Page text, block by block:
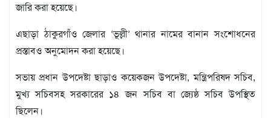
জারি করা হয়েছে।
এছাড়া ঠাকুরগাঁও জেলার ‘ভূল্লী’ থানার নামের বানান সংশোধনের
প্রস্তাবও অনুমোদন করা হয়েছে।
সভায় প্রধান উপদেষ্টা ছাড়াও কয়েকজন উপদেষ্টা, মন্ত্রিপরিষদ সচিব,
মুখ্য সচিবসহ সরকারের ১৪ জন সচিব বা জ্যেষ্ঠ সচিব উপস্থিত
ছিলেন।